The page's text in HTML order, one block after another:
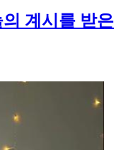
계시를 받은